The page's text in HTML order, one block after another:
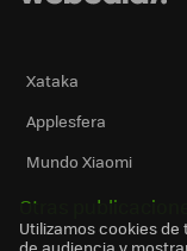
Xataka
Applesfera
Mundo Xiaomi
Otras
Utilizamos cookies